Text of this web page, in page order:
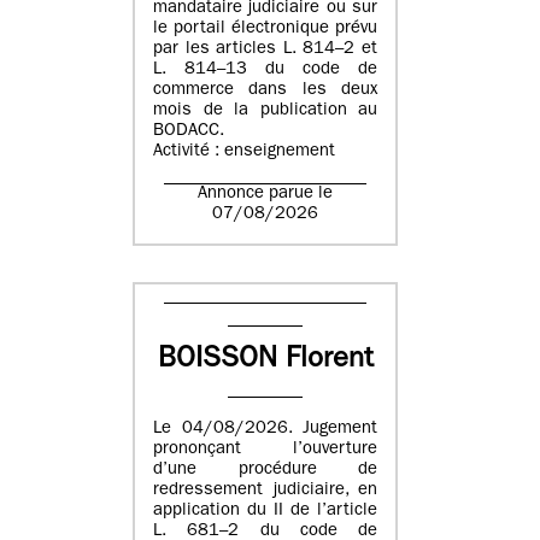
mandataire judiciaire ou sur
le portail électronique prévu
par les articles L. 814–2 et
L. 814–13 du code de
commerce dans les deux
mois de la publication au
BODACC.
Activité : enseignement
Annonce parue le
07/08/2026
BOISSON Florent
Le 04/08/2026. Jugement
prononçant l’ouverture
d’une procédure de
redressement judiciaire, en
application du II de l’article
L. 681–2 du code de